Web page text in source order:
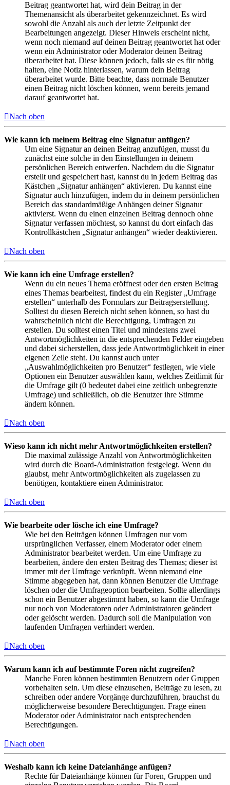
Beitrag geantwortet hat, wird dein Beitrag in der
Themenansicht als überarbeitet gekennzeichnet. Es wird
sowohl die Anzahl als auch der letzte Zeitpunkt der
Bearbeitungen angezeigt. Dieser Hinweis erscheint nicht,
wenn noch niemand auf deinen Beitrag geantwortet hat oder
wenn ein Administrator oder Moderator deinen Beitrag
überarbeitet hat. Diese können jedoch, falls sie es für nötig
halten, eine Notiz hinterlassen, warum dein Beitrag
überarbeitet wurde. Bitte beachte, dass normale Benutzer
einen Beitrag nicht löschen können, wenn bereits jemand
darauf geantwortet hat.
Nach oben
Wie kann ich meinem Beitrag eine Signatur anfügen?
Um eine Signatur an deinen Beitrag anzufügen, musst du
zunächst eine solche in den Einstellungen in deinem
persönlichen Bereich entwerfen. Nachdem du die Signatur
erstellt und gespeichert hast, kannst du in jedem Beitrag das
Kästchen „Signatur anhängen“ aktivieren. Du kannst eine
Signatur auch hinzufügen, indem du in deinem persönlichen
Bereich das standardmäßige Anhängen deiner Signatur
aktivierst. Wenn du einen einzelnen Beitrag dennoch ohne
Signatur verfassen möchtest, so kannst du dort einfach das
Kontrollkästchen „Signatur anhängen“ wieder deaktivieren.
Nach oben
Wie kann ich eine Umfrage erstellen?
Wenn du ein neues Thema eröffnest oder den ersten Beitrag
eines Themas bearbeitest, findest du ein Register „Umfrage
erstellen“ unterhalb des Formulars zur Beitragserstellung.
Solltest du diesen Bereich nicht sehen können, so hast du
wahrscheinlich nicht die Berechtigung, Umfragen zu
erstellen. Du solltest einen Titel und mindestens zwei
Antwortmöglichkeiten in die entsprechenden Felder eingeben
und dabei sicherstellen, dass jede Antwortmöglichkeit in einer
eigenen Zeile steht. Du kannst auch unter
„Auswahlmöglichkeiten pro Benutzer“ festlegen, wie viele
Optionen ein Benutzer auswählen kann, welches Zeitlimit für
die Umfrage gilt (0 bedeutet dabei eine zeitlich unbegrenzte
Umfrage) und schließlich, ob die Benutzer ihre Stimme
ändern können.
Nach oben
Wieso kann ich nicht mehr Antwortmöglichkeiten erstellen?
Die maximal zulässige Anzahl von Antwortmöglichkeiten
wird durch die Board-Administration festgelegt. Wenn du
glaubst, mehr Antwortmöglichkeiten als zugelassen zu
benötigen, kontaktiere einen Administrator.
Nach oben
Wie bearbeite oder lösche ich eine Umfrage?
Wie bei den Beiträgen können Umfragen nur vom
ursprünglichen Verfasser, einem Moderator oder einem
Administrator bearbeitet werden. Um eine Umfrage zu
bearbeiten, ändere den ersten Beitrag des Themas; dieser ist
immer mit der Umfrage verknüpft. Wenn niemand eine
Stimme abgegeben hat, dann können Benutzer die Umfrage
löschen oder die Umfrageoption bearbeiten. Sollte allerdings
schon ein Benutzer abgestimmt haben, so kann die Umfrage
nur noch von Moderatoren oder Administratoren geändert
oder gelöscht werden. Dadurch soll die Manipulation von
laufenden Umfragen verhindert werden.
Nach oben
Warum kann ich auf bestimmte Foren nicht zugreifen?
Manche Foren können bestimmten Benutzern oder Gruppen
vorbehalten sein. Um diese einzusehen, Beiträge zu lesen, zu
schreiben oder andere Vorgänge durchzuführen, brauchst du
möglicherweise besondere Berechtigungen. Frage einen
Moderator oder Administrator nach entsprechenden
Berechtigungen.
Nach oben
Weshalb kann ich keine Dateianhänge anfügen?
Rechte für Dateianhänge können für Foren, Gruppen und